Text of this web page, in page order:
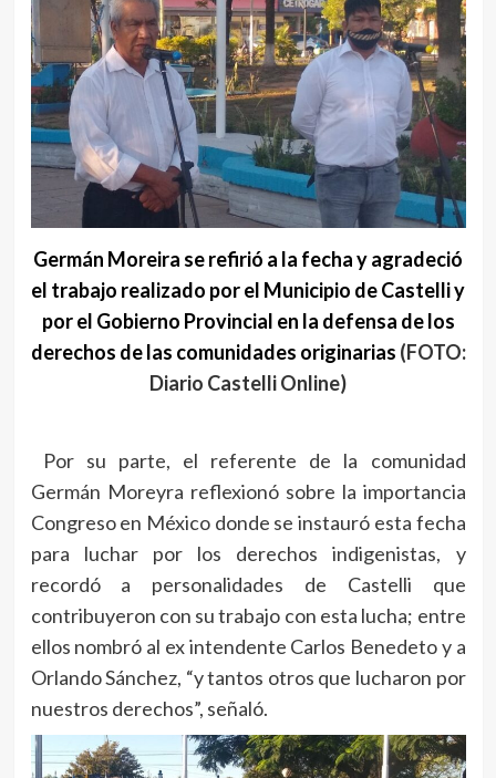
Germán Moreira se refirió a la fecha y agradeció
el trabajo realizado por el Municipio de Castelli y
por el Gobierno Provincial en la defensa de los
derechos de las comunidades originarias (FOTO:
Diario Castelli Online)
Por su parte, el referente de la comunidad
Germán Moreyra reflexionó sobre la importancia
Congreso en México donde se instauró esta fecha
para luchar por los derechos indigenistas, y
recordó a personalidades de Castelli que
contribuyeron con su trabajo con esta lucha; entre
ellos nombró al ex intendente Carlos Benedeto y a
Orlando Sánchez, “y tantos otros que lucharon por
nuestros derechos”, señaló.